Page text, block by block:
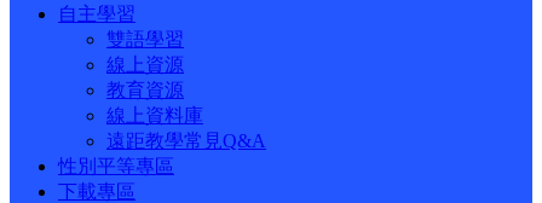
自主學習
雙語學習
線上資源
教育資源
線上資料庫
遠距教學常見Q&A
性別平等專區
下載專區